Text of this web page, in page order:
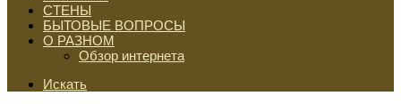
СТЕНЫ
БЫТОВЫЕ ВОПРОСЫ
О РАЗНОМ
Обзор интернета
Искать